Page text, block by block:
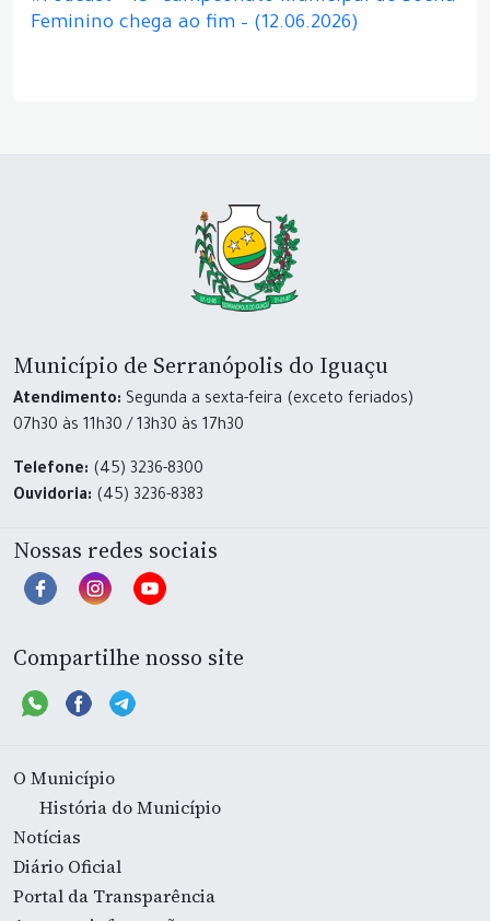
Feminino chega ao fim – (12.06.2026)
Município de Serranópolis do Iguaçu
Atendimento: Segunda a sexta-feira (exceto feriados)
07h30 às 11h30 / 13h30 às 17h30
Telefone: (45) 3236-8300
Ouvidoria: (45) 3236-8383
Nossas redes sociais
Compartilhe nosso site
O Município
História do Município
Notícias
Diário Oficial
Portal da Transparência